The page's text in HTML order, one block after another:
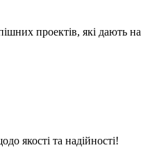
проектів, які дають
якості та надійності!